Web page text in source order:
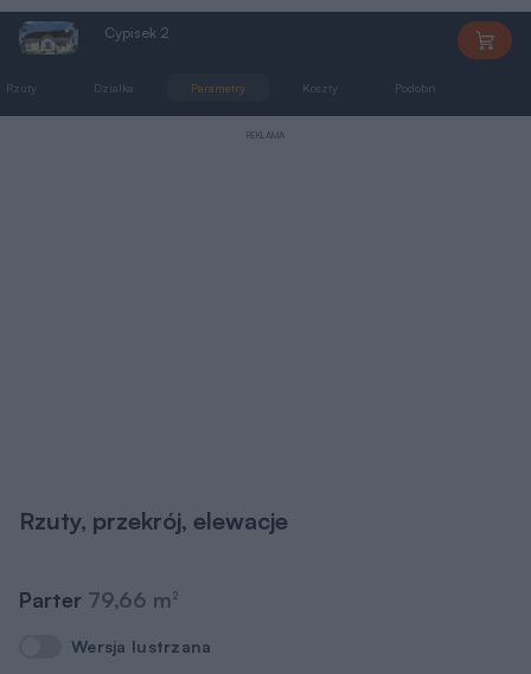
Cypisek 2
Rzuty Działka Parametry Koszty Podobne
REKLAMA
Rzuty, przekrój, elewacje
Parter 79,66 m2
Wersja lustrzana
Wersja lustrzana